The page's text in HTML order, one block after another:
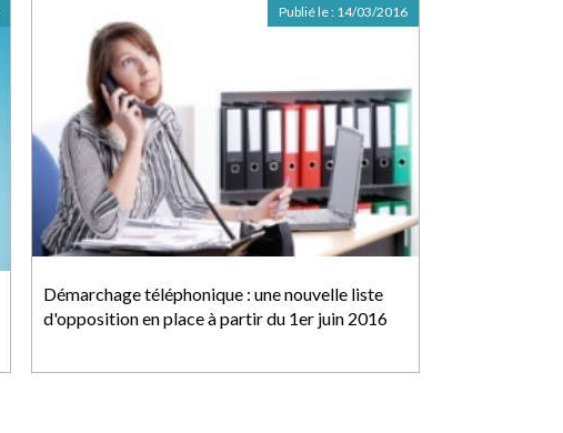
Démarchage téléphonique : une nouvelle liste
d'opposition en place à partir du 1er juin 2016
Publié le : 14/03/2016